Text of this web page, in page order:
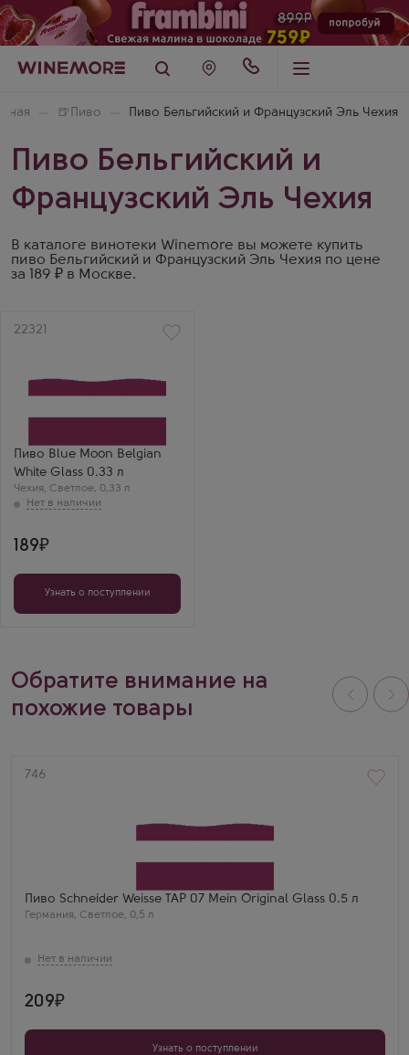
🍺 Пиво Пиво Бельгийский и Французский Эль Чехия
Пиво Бельгийский и
Французский Эль Чехия
В каталоге винотеки Winemore вы можете купить
пиво Бельгийский и Французский Эль Чехия по цене
за 189 ₽ в Москве.
Артикул
22321
Пиво Blue Moon Belgian
White Glass 0.33 л
Чехия, Светлое, 0,33 л
189
Узнать о поступлении
Обратите внимание на
похожие товары
Артикул
746
Пиво Schneider Weisse TAP 07 Mein Original Glass 0.5 л
Германия, Светлое, 0,5 л
209
Узнать о поступлении